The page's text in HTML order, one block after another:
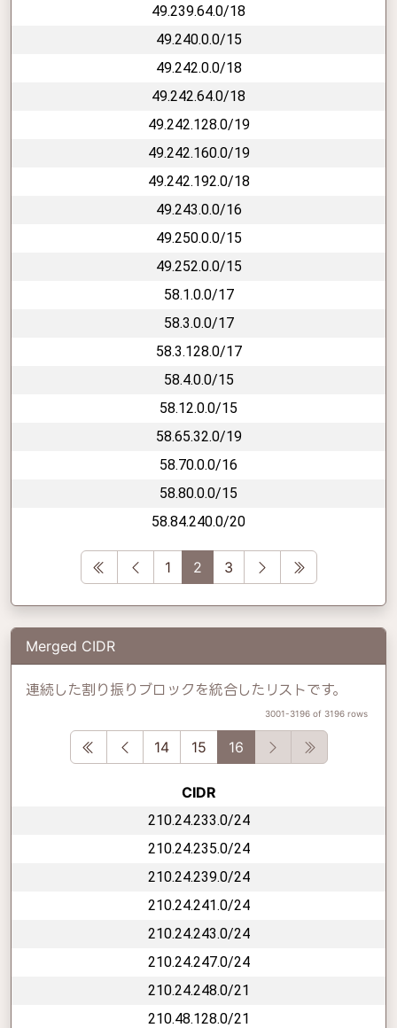
49.239.64.0/18
49.240.0.0/15
49.242.0.0/18
49.242.64.0/18
49.242.128.0/19
49.242.160.0/19
49.242.192.0/18
49.243.0.0/16
49.250.0.0/15
49.252.0.0/15
58.1.0.0/17
58.3.0.0/17
58.3.128.0/17
58.4.0.0/15
58.12.0.0/15
58.65.32.0/19
58.70.0.0/16
58.80.0.0/15
58.84.240.0/20
First Previous
1 2 3 Next Last
Merged CIDR
連続した割り振りブロックを統合したリストです。
3001-3196 of 3196 rows
First Previous
14 15 16 Next Last
CIDR
210.24.233.0/24
210.24.235.0/24
210.24.239.0/24
210.24.241.0/24
210.24.243.0/24
210.24.247.0/24
210.24.248.0/21
210.48.128.0/21